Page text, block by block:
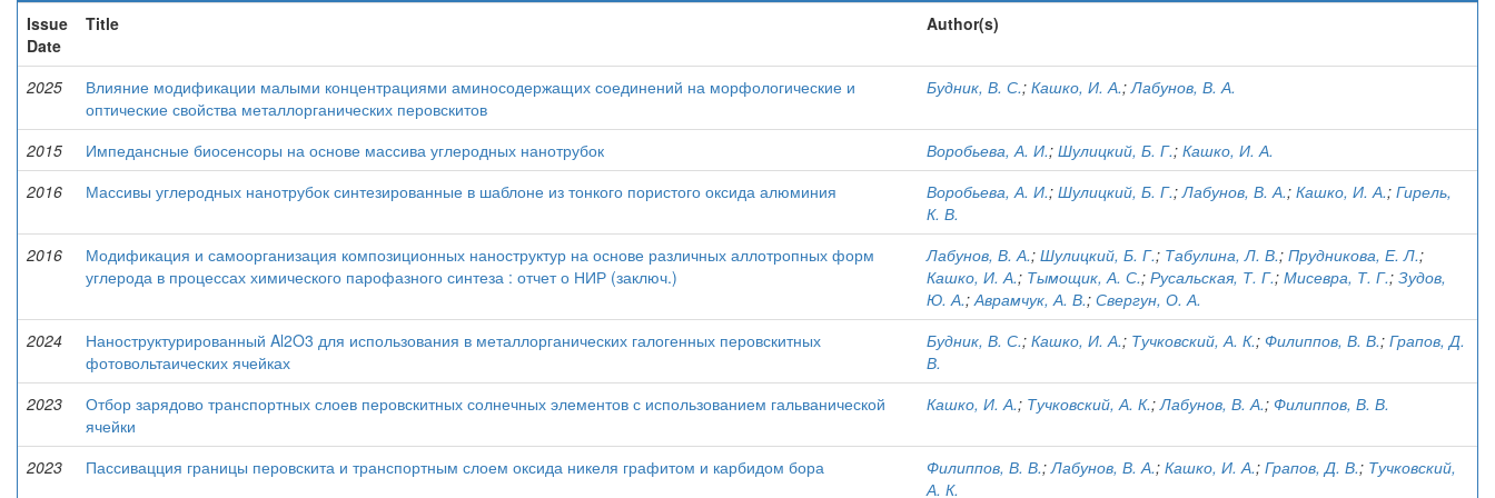
Issue
Date
Title Author(s)
2025
Влияние модификации малыми концентрациями аминосодержащих соединений на морфологические и
оптические свойства металлорганических перовскитов
Будник, В. С.; Кашко, И. А.;Лабунов, В. А.
2015 Импедансные биосенсоры на основе массива углеродных нанотрубок Воробьева, А. И.; Шулицкий, Б. Г.; Кашко, И. А.
2016
Массивы углеродных нанотрубок синтезированные в шаблоне из тонкого пористого оксида алюминия Воробьева, А. И.; Шулицкий, Б. Г.;Лабунов, В. А.; Кашко, И. А.; Гирель,
К. В.
2016
Модификация и самоорганизация композиционных наноструктур на основе различных аллотропных форм
углерода в процессах химического парофазного синтеза : отчет о НИР (заключ.)
Лабунов, В. А.; Шулицкий, Б. Г.; Табулина, Л. В.; Прудникова, Е. Л.;
Кашко, И. А.; Тымощик, А. С.; Русальская, Т. Г.; Мисевра, Т. Г.; Зудов,
Ю. А.;Аврамчук, А. В.; Свергун, О. А.
2024
Наноструктурированный Al2O3 для использования в металлорганических галогенных перовскитных
фотовольтаических ячейках
Будник, В. С.; Кашко, И. А.; Тучковский, А. К.; Филиппов, В. В.; Грапов, Д.
В.
2023
Отбор зарядово транспортных слоев перовскитных солнечных элементов с использованием гальванической
ячейки
Кашко, И. А.; Тучковский, А. К.;Лабунов, В. А.; Филиппов, В. В.
2023 Пассивацция границы перовскита и транспортным слоем оксида никеля графитом и карбидом бора Филиппов, В. В.;Лабунов, В. А.; Кашко, И. А.; Грапов, Д. В.; Тучковский,
А. К.